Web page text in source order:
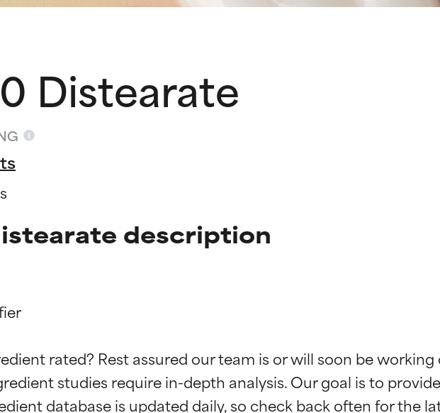
Distearate
description
rated? Rest assured our team is or will soon be
studies require in-depth analysis. Our goal is to
Beoordelingen van ingrediënten
BESTE
Beoordelingen van ingrediënten
BESTE